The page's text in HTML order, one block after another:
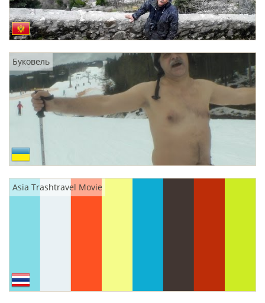
Буковель
Asia Trashtravel Movie